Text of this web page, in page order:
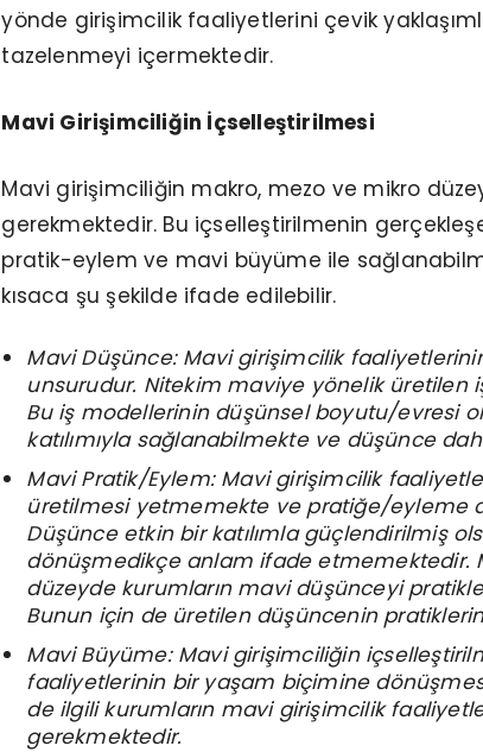
yönde girişimcilik faaliyetlerini çevik
tazelenmeyi içermektedir.
Mavi Girişimciliğin İçselleştirilmesi
Mavi girişimciliğin makro, mezo ve mikro
gerekmektedir. Bu içselleştirilmenin
pratik-eylem ve mavi büyüme ile
kısaca şu şekilde ifade edilebilir.
Mavi Düşünce: Mavi girişimcilik
unsurudur. Nitekim maviye yönelik üretilen
Bu iş modellerinin düşünsel boyutu/evresi
katılımıyla sağlanabilmekte ve düşünce
Mavi Pratik/Eylem: Mavi girişimcilik
üretilmesi yetmemekte ve pratiğe/eyleme
Düşünce etkin bir katılımla güçlendirilmiş
dönüşmedikçe anlam ifade etmemektedir.
düzeyde kurumların mavi düşünceyi
Bunun için de üretilen düşüncenin
Mavi Büyüme: Mavi girişimciliğin
faaliyetlerinin bir yaşam biçimine
de ilgili kurumların mavi girişimcilik
gerekmektedir.